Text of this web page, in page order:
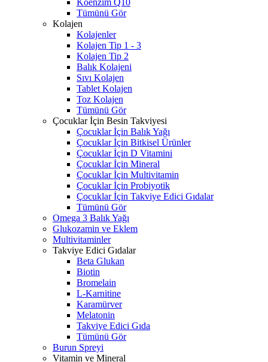
Koenzim Q10
Tümünü Gör
Kolajen
Kolajenler
Kolajen Tip 1 - 3
Kolajen Tip 2
Balık Kolajeni
Sıvı Kolajen
Tablet Kolajen
Toz Kolajen
Tümünü Gör
Çocuklar İçin Besin Takviyesi
Çocuklar İçin Balık Yağı
Çocuklar İçin Bitkisel Ürünler
Çocuklar İçin D Vitamini
Çocuklar İçin Mineral
Çocuklar İçin Multivitamin
Çocuklar İçin Probiyotik
Çocuklar İçin Takviye Edici Gıdalar
Tümünü Gör
Omega 3 Balık Yağı
Glukozamin ve Eklem
Multivitaminler
Takviye Edici Gıdalar
Beta Glukan
Biotin
Bromelain
L-Karnitine
Karamürver
Melatonin
Takviye Edici Gıda
Tümünü Gör
Burun Spreyi
Vitamin ve Mineral